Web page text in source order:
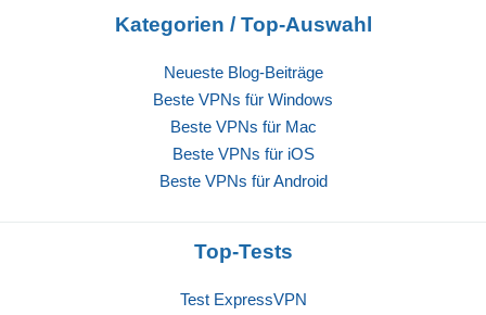
Kategorien / Top-Auswahl
Neueste Blog-Beiträge
Beste VPNs für Windows
Beste VPNs für Mac
Beste VPNs für iOS
Beste VPNs für Android
Top-Tests
Test ExpressVPN